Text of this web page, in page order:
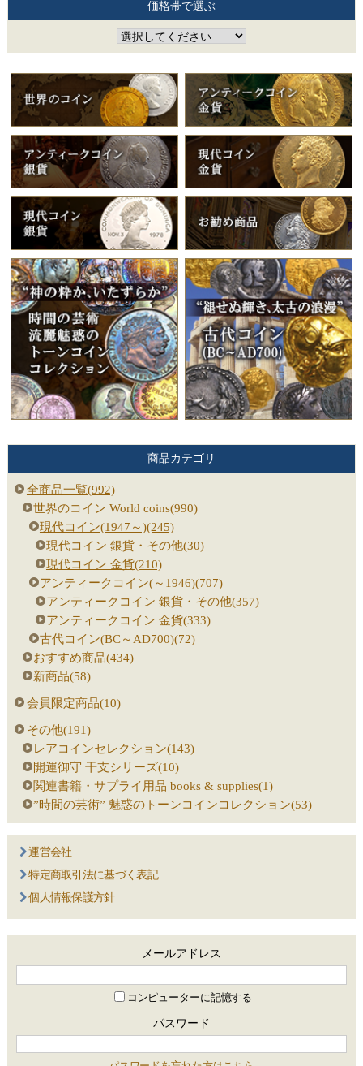
価格帯で選ぶ
商品カテゴリ
全商品一覧(992)
世界のコイン World coins(990)
現代コイン(1947～)(245)
現代コイン 銀貨・その他(30)
現代コイン 金貨(210)
アンティークコイン(～1946)(707)
アンティークコイン 銀貨・その他(357)
アンティークコイン 金貨(333)
古代コイン(BC～AD700)(72)
おすすめ商品(434)
新商品(58)
会員限定商品(10)
その他(191)
レアコインセレクション(143)
開運御守 干支シリーズ(10)
関連書籍・サプライ用品 books & supplies(1)
”時間の芸術” 魅惑のトーンコインコレクション(53)
運営会社
特定商取引法に基づく表記
個人情報保護方針
メールアドレス
コンピューターに記憶する
パスワード